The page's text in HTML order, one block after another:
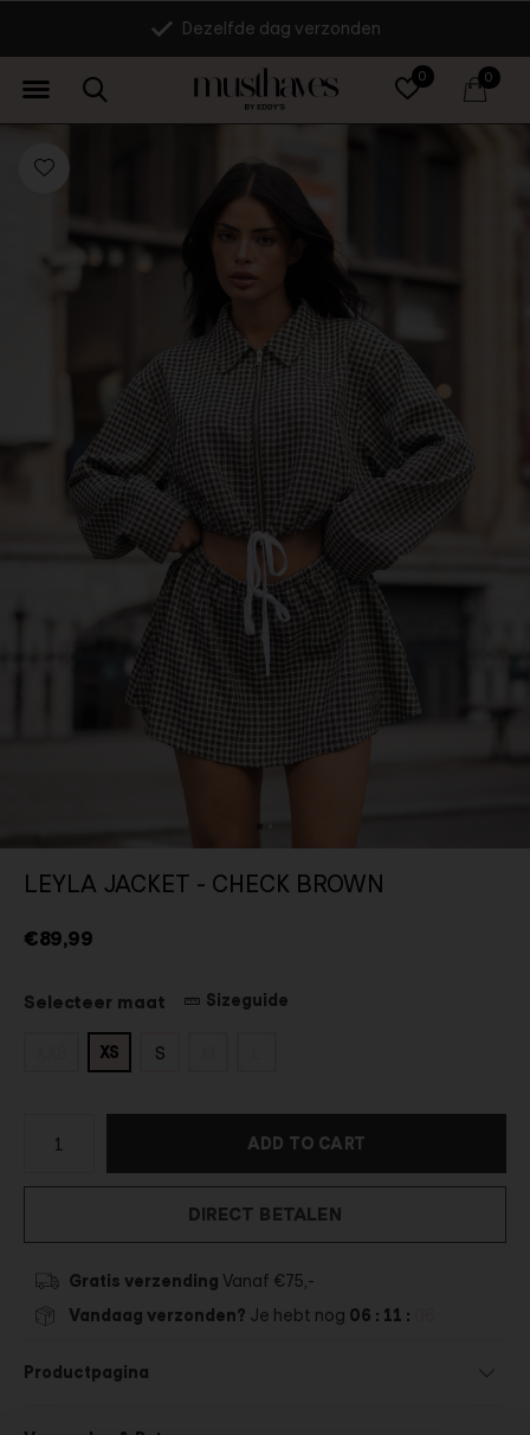
0 0
14 dagen retourrecht
LEYLA JACKET - CHECK BROWN
€89,99
Selecteer maat Sizeguide
XS S
ADD TO CART
DIRECT BETALEN
Gratis verzending Vanaf €75,-
Vandaag verzonden? Je hebt nog 06 : 11 :
Productpagina